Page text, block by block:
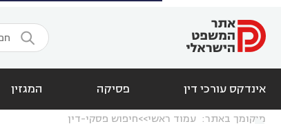

אינדקס עורכי דין פסיקה המגזין
מיקומך באתר: עמוד ראשי חיפוש פסקי-דין